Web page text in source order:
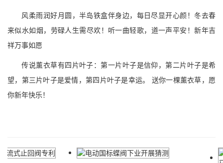
风柔雨润好月圆，半岛铁盒伴身边，每日尽显开心颜！冬去春
来似水如烟，劳碌人生需尽欢！听一曲轻歌，道一声平安！新年吉
祥万事如愿
传说薰衣草有四片叶子：第一片叶子是信仰，第二片叶子是希
望，第三片叶子是爱情，第四片叶子是幸运。 送你一棵薰衣草，愿
你新年快乐！